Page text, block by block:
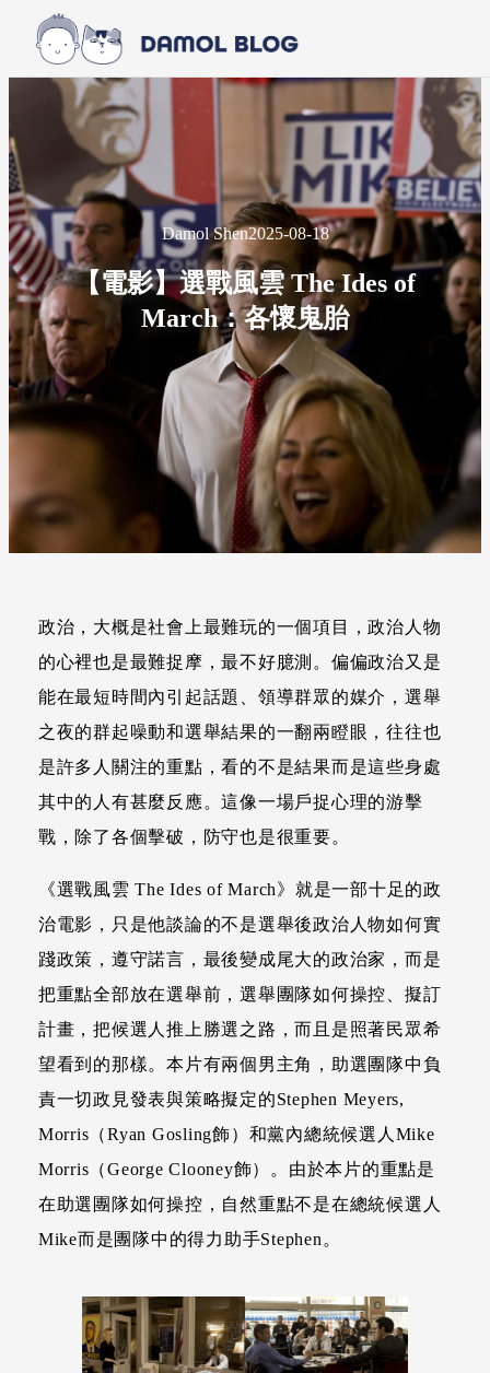
Skip to main content
Damol Shen2025-08-18
【電影】選戰風雲 The Ides of
March：各懷鬼胎
政治，大概是社會上最難玩的一個項目，政治人物
的心裡也是最難捉摩，最不好臆測。偏偏政治又是
能在最短時間內引起話題、領導群眾的媒介，選舉
之夜的群起噪動和選舉結果的一翻兩瞪眼，往往也
是許多人關注的重點，看的不是結果而是這些身處
其中的人有甚麼反應。這像一場戶捉心理的游擊
戰，除了各個擊破，防守也是很重要。
《選戰風雲 The Ides of March》就是一部十足的政
治電影，只是他談論的不是選舉後政治人物如何實
踐政策，遵守諾言，最後變成尾大的政治家，而是
把重點全部放在選舉前，選舉團隊如何操控、擬訂
計畫，把候選人推上勝選之路，而且是照著民眾希
望看到的那樣。本片有兩個男主角，助選團隊中負
責一切政見發表與策略擬定的Stephen Meyers,
Morris（Ryan Gosling飾）和黨內總統候選人Mike
Morris（George Clooney飾）。由於本片的重點是
在助選團隊如何操控，自然重點不是在總統候選人
Mike而是團隊中的得力助手Stephen。